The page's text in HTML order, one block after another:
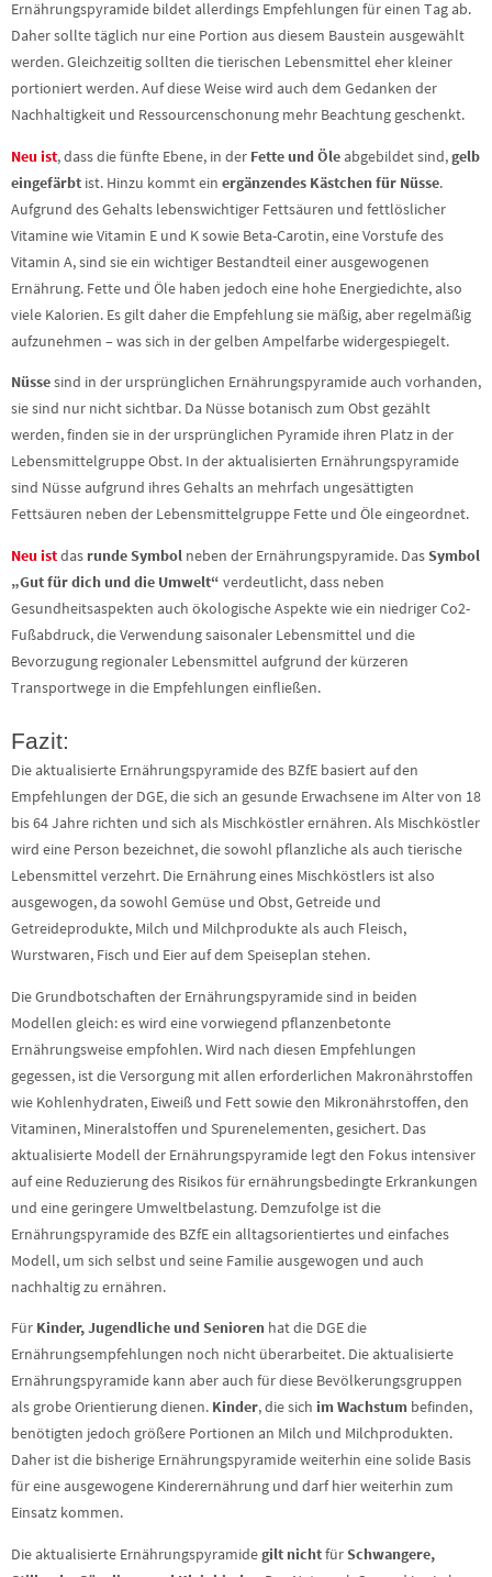
Ernährungspyramide bildet allerdings Empfehlungen für einen Tag ab.
Daher sollte täglich nur eine Portion aus diesem Baustein ausgewählt
werden. Gleichzeitig sollten die tierischen Lebensmittel eher kleiner
portioniert werden. Auf diese Weise wird auch dem Gedanken der
Nachhaltigkeit und Ressourcenschonung mehr Beachtung geschenkt.
Neu ist, dass die fünfte Ebene, in der Fette und Öle abgebildet sind,gelb
eingefärbt ist. Hinzu kommt ein ergänzendes Kästchen für Nüsse.
Aufgrund des Gehalts lebenswichtiger Fettsäuren und fettlöslicher
Vitamine wie Vitamin E und K sowie Beta-Carotin, eine Vorstufe des
Vitamin A, sind sie ein wichtiger Bestandteil einer ausgewogenen
Ernährung. Fette und Öle haben jedoch eine hohe Energiedichte, also
viele Kalorien. Es gilt daher die Empfehlung sie mäßig, aber regelmäßig
aufzunehmen – was sich in der gelben Ampelfarbe widergespiegelt.
Nüssesind in der ursprünglichen Ernährungspyramide auch vorhanden,
sie sind nur nicht sichtbar. Da Nüsse botanisch zum Obst gezählt
werden, finden sie in der ursprünglichen Pyramide ihren Platz in der
Lebensmittelgruppe Obst. In der aktualisierten Ernährungspyramide
sind Nüsse aufgrund ihres Gehalts an mehrfach ungesättigten
Fettsäuren neben der Lebensmittelgruppe Fette und Öle eingeordnet.
Neu istdas runde Symbol neben der Ernährungspyramide. DasSymbol
„Gut für dich und die Umwelt“ verdeutlicht, dass neben
Gesundheitsaspekten auch ökologische Aspekte wie ein niedriger Co2-
Fußabdruck, die Verwendung saisonaler Lebensmittel und die
Bevorzugung regionaler Lebensmittel aufgrund der kürzeren
Transportwege in die Empfehlungen einfließen.
Fazit:
Die aktualisierte Ernährungspyramide des BZfE basiert auf den
Empfehlungen der DGE, die sich an gesunde Erwachsene im Alter von 18
bis 64 Jahre richten und sich als Mischköstler ernähren. Als Mischköstler
wird eine Person bezeichnet, die sowohl pflanzliche als auch tierische
Lebensmittel verzehrt. Die Ernährung eines Mischköstlers ist also
ausgewogen, da sowohl Gemüse und Obst, Getreide und
Getreideprodukte, Milch und Milchprodukte als auch Fleisch,
Wurstwaren, Fisch und Eier auf dem Speiseplan stehen.
Die Grundbotschaften der Ernährungspyramide sind in beiden
Modellen gleich: es wird eine vorwiegend pflanzenbetonte
Ernährungsweise empfohlen. Wird nach diesen Empfehlungen
gegessen, ist die Versorgung mit allen erforderlichen Makronährstoffen
wie Kohlenhydraten, Eiweiß und Fett sowie den Mikronährstoffen, den
Vitaminen, Mineralstoffen und Spurenelementen, gesichert. Das
aktualisierte Modell der Ernährungspyramide legt den Fokus intensiver
auf eine Reduzierung des Risikos für ernährungsbedingte Erkrankungen
und eine geringere Umweltbelastung. Demzufolge ist die
Ernährungspyramide des BZfE ein alltagsorientiertes und einfaches
Modell, um sich selbst und seine Familie ausgewogen und auch
nachhaltig zu ernähren.
Für Kinder, Jugendliche und Senioren hat die DGE die
Ernährungsempfehlungen noch nicht überarbeitet. Die aktualisierte
Ernährungspyramide kann aber auch für diese Bevölkerungsgruppen
als grobe Orientierung dienen. Kinder, die sich im Wachstum befinden,
benötigten jedoch größere Portionen an Milch und Milchprodukten.
Daher ist die bisherige Ernährungspyramide weiterhin eine solide Basis
für eine ausgewogene Kinderernährung und darf hier weiterhin zum
Einsatz kommen.
Die aktualisierte Ernährungspyramidegilt nichtfürSchwangere,